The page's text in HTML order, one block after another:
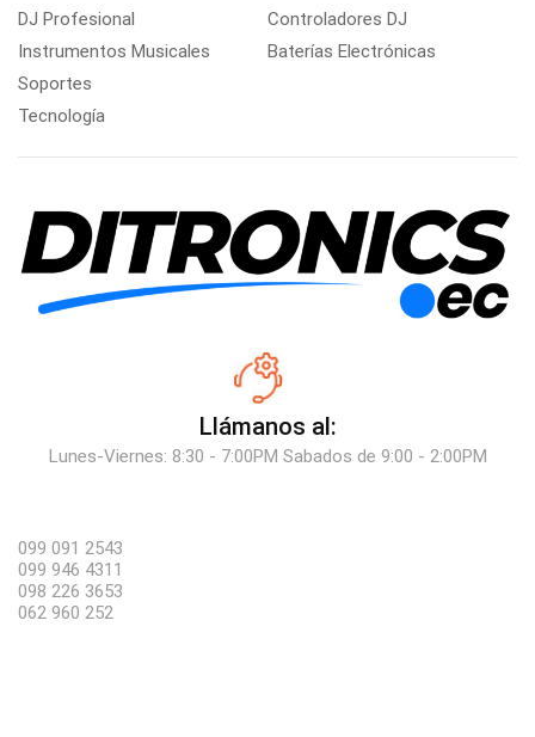
DJ Profesional
Instrumentos Musicales
Soportes
Tecnología
Controladores DJ
Baterías Electrónicas
Llámanos al:
Lunes-Viernes: 8:30 - 7:00PM Sabados de 9:00 - 2:00PM
099 091 2543
099 946 4311
098 226 3653
062 960 252